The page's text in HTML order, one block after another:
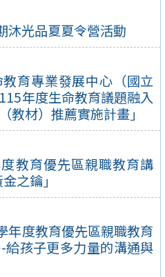
沐光品夏夏令營活動
育專業發展中心（國立
年度生命教育議題融入
教材）推薦實施計畫」
教育優先區親職教育講
之鑰」
年度教育優先區親職教育
孩子更多力量的溝通與